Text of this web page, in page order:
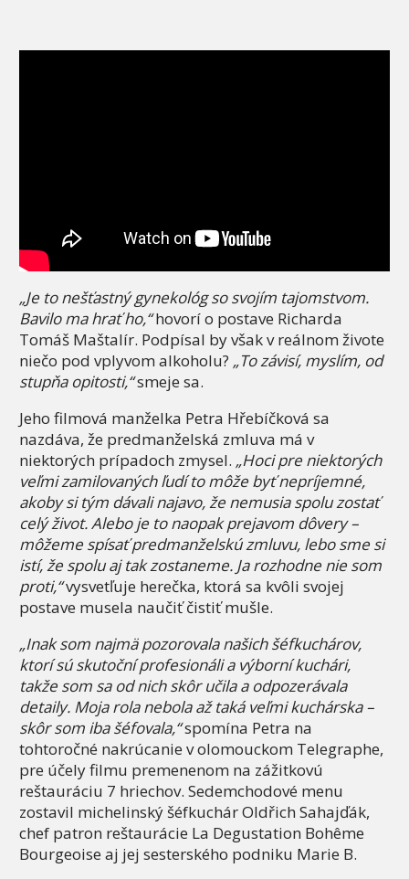
„Je to nešťastný gynekológ so svojím tajomstvom.
Bavilo ma hrať ho,“hovorí o postave Richarda
Tomáš Maštalír. Podpísal by však v reálnom živote
niečo pod vplyvom alkoholu? „To závisí, myslím, od
stupňa opitosti,“smeje sa.
Jeho filmová manželka Petra Hřebíčková sa
nazdáva, že predmanželská zmluva má v
niektorých prípadoch zmysel. „Hoci pre niektorých
veľmi zamilovaných ľudí to môže byť nepríjemné,
akoby si tým dávali najavo, že nemusia spolu zostať
celý život. Alebo je to naopak prejavom dôvery –
môžeme spísať predmanželskú zmluvu, lebo sme si
istí, že spolu aj tak zostaneme. Ja rozhodne nie som
proti,“vysvetľuje herečka, ktorá sa kvôli svojej
postave musela naučiť čistiť mušle.
„Inak som najmä pozorovala našich šéfkuchárov,
ktorí sú skutoční profesionáli a výborní kuchári,
takže som sa od nich skôr učila a odpozerávala
detaily. Moja rola nebola až taká veľmi kuchárska –
skôr som iba šéfovala,“spomína Petra na
tohtoročné nakrúcanie v olomouckom Telegraphe,
pre účely filmu premenenom na zážitkovú
reštauráciu 7 hriechov. Sedemchodové menu
zostavil michelinský šéfkuchár Oldřich Sahajďák,
chef patron reštaurácie La Degustation Bohême
Bourgeoise aj jej sesterského podniku Marie B.